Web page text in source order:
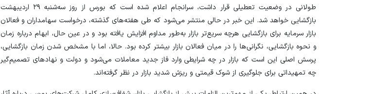
طولانی در وضعیت تعطیلی قرار داشت، سرانجام اعلام شده است که بورس از روز سه‌شنبه ۲۹ اردیبهشت
بازگشایی خواهد شد. این خبر در حالی منتشر می‌شود که طی هفته‌های گذشته، درخواست سهامداران و فعالان
بازار سرمایه برای بازگشایی هرچه سریع‌تر بازار به‌طور مداوم افزایش یافته بود و در عین حال، ابهام درباره زمان
و نحوه بازگشایی، نگرانی‌ها را در میان فعالان بازار بیشتر کرده بود. حالا، اما با مشخص شدن زمان بازگشایی،
پرسش اصلی این است که بازار در چه شرایطی وارد فاز جدید معاملات می‌شود و دولت و نهاد‌های تصمیم‌گیر
چه تمهیداتی برای جلوگیری از شوک قیمتی و ریزش شدید بازار در نظر گرفته‌اند.